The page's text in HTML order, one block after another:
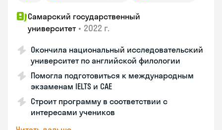
Самарский государственный
университет • 2022 г.
Окончила национальный исследовательский
университет по английской филологии
Помогла подготовиться к международным
экзаменам IELTS и CAE
Строит программу в соответствии с
интересами учеников